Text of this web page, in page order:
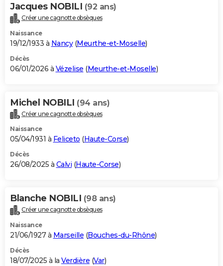
Jacques NOBILI (92 ans)
Créer une cagnotte obsèques
Naissance
19/12/1933 à Nancy(Meurthe-et-Moselle)
Décès
06/01/2026 à Vézelise (Meurthe-et-Moselle)
Michel NOBILI (94 ans)
Créer une cagnotte obsèques
Naissance
05/04/1931 à Feliceto (Haute-Corse)
Décès
26/08/2025 à Calvi (Haute-Corse)
Blanche NOBILI (98 ans)
Créer une cagnotte obsèques
Naissance
21/06/1927 à Marseille (Bouches-du-Rhône)
Décès
18/07/2025 à la Verdière (Var)